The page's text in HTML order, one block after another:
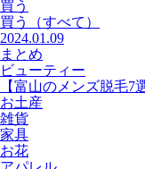
買う
買う
（すべて）
2024.01.09
まとめ
ビューティー
【富山のメンズ脱毛
お土産
雑貨
家具
お花